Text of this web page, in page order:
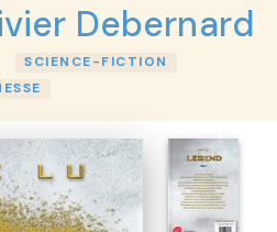
Debernard
SCIENCE-FICTION